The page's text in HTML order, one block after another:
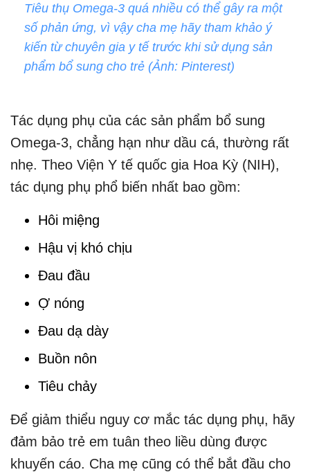
Tiêu thụ Omega-3 quá nhiều có thể gây ra một
số phản ứng, vì vậy cha mẹ hãy tham khảo ý
kiến từ chuyên gia y tế trước khi sử dụng sản
phẩm bổ sung cho trẻ (Ảnh: Pinterest)
Tác dụng phụ của các sản phẩm bổ sung
Omega-3, chẳng hạn như dầu cá, thường rất
nhẹ. Theo Viện Y tế quốc gia Hoa Kỳ (NIH),
tác dụng phụ phổ biến nhất bao gồm:
Hôi miệng
Hậu vị khó chịu
Đau đầu
Ợ nóng
Đau dạ dày
Buồn nôn
Tiêu chảy
Để giảm thiểu nguy cơ mắc tác dụng phụ, hãy
đảm bảo trẻ em tuân theo liều dùng được
khuyến cáo. Cha mẹ cũng có thể bắt đầu cho